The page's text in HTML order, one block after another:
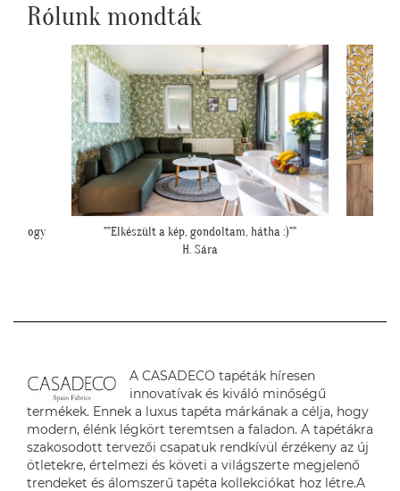
Rólunk mondták
"Elkészültünk, szuper lett. :)"
R. Viktória
A CASADECO tapéták híresen
innovatívak és kiváló minőségű
termékek. Ennek a luxus tapéta márkának a célja, hogy
modern, élénk légkört teremtsen a faladon. A tapétákra
szakosodott tervezői csapatuk rendkívül érzékeny az új
ötletekre, értelmezi és követi a világszerte megjelenő
trendeket és álomszerű tapéta kollekciókat hoz létre.A